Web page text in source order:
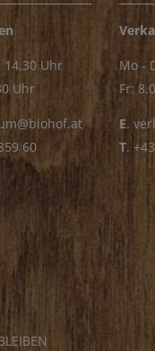
14.30 Uhr
Uhr
60
Mo -
Fr:
E.
T.